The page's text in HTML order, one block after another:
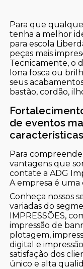
Para que
tenha a melhor
para escola
peças mais
Tecnicamente, o
lona fosca ou
seus
bastão, cordão,
de eventos
Para
vantagens que
contate a ADG
A empresa é
Conheça nossos
variadas do
IMPRESSÕES,
impressão de
plotagem,
digital e
satisfação dos
único e alta